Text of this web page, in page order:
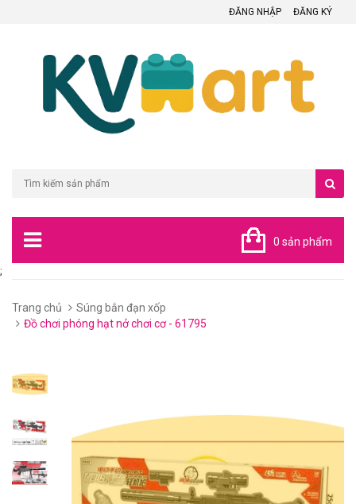
ĐĂNG NHẬP ĐĂNG KÝ
0 sản phẩm
;
Trang chủ
Súng bắn đạn xốp
Đồ chơi phóng hạt nở chơi cơ - 61795